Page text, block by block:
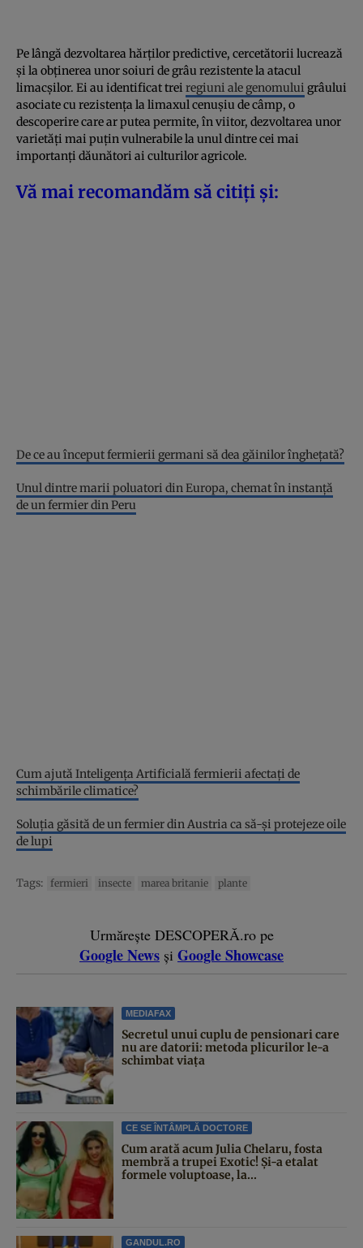
Pe lângă dezvoltarea hărților predictive, cercetătorii lucrează
și la obținerea unor soiuri de grâu rezistente la atacul
limacșilor. Ei au identificat trei regiuni ale genomului grâului
asociate cu rezistența la limaxul cenușiu de câmp, o
descoperire care ar putea permite, în viitor, dezvoltarea unor
varietăți mai puțin vulnerabile la unul dintre cei mai
importanți dăunători ai culturilor agricole.
Vă mai recomandăm să citiți și:
De ce au început fermierii germani să dea găinilor înghețată?
Unul dintre marii poluatori din Europa, chemat în instanță
de un fermier din Peru
Cum ajută Inteligența Artificială fermierii afectați de
schimbările climatice?
Soluția găsită de un fermier din Austria ca să-și protejeze oile
de lupi
Tags: fermieri insecte marea britanie plante
Urmărește DESCOPERĂ.ro pe
Google News și Google Showcase
MEDIAFAX
Secretul unui cuplu de pensionari care
nu are datorii: metoda plicurilor le-a
schimbat viața
CE SE ÎNTÂMPLĂ DOCTORE
Cum arată acum Julia Chelaru, fosta
membră a trupei Exotic! Și-a etalat
formele voluptoase, la...
GANDUL.RO